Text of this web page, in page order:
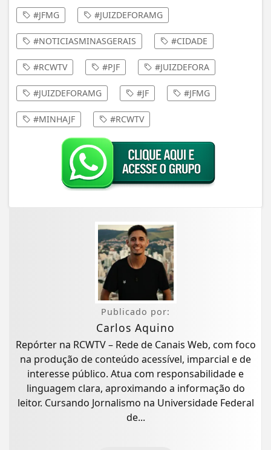
#JFMG #JUIZDEFORAMG
#NOTICIASMINASGERAIS #CIDADE
#RCWTV #PJF #JUIZDEFORA
#JUIZDEFORAMG #JF #JFMG
#MINHAJF #RCWTV
Publicado por:
Carlos Aquino
Repórter na RCWTV – Rede de Canais Web, com foco
na produção de conteúdo acessível, imparcial e de
interesse público. Atua com responsabilidade e
linguagem clara, aproximando a informação do
leitor. Cursando Jornalismo na Universidade Federal
de...